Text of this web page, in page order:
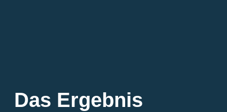
Das Ergebnis